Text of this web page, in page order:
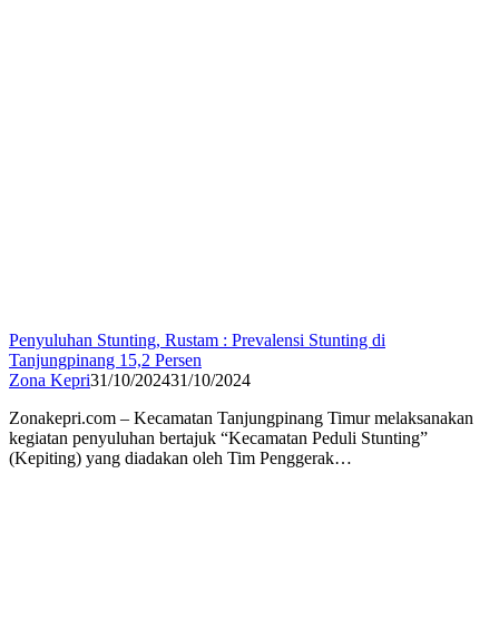
Penyuluhan Stunting, Rustam : Prevalensi Stunting di
Tanjungpinang 15,2 Persen
Zona Kepri31/10/202431/10/2024
Zonakepri.com – Kecamatan Tanjungpinang Timur melaksanakan
kegiatan penyuluhan bertajuk “Kecamatan Peduli Stunting”
(Kepiting) yang diadakan oleh Tim Penggerak…